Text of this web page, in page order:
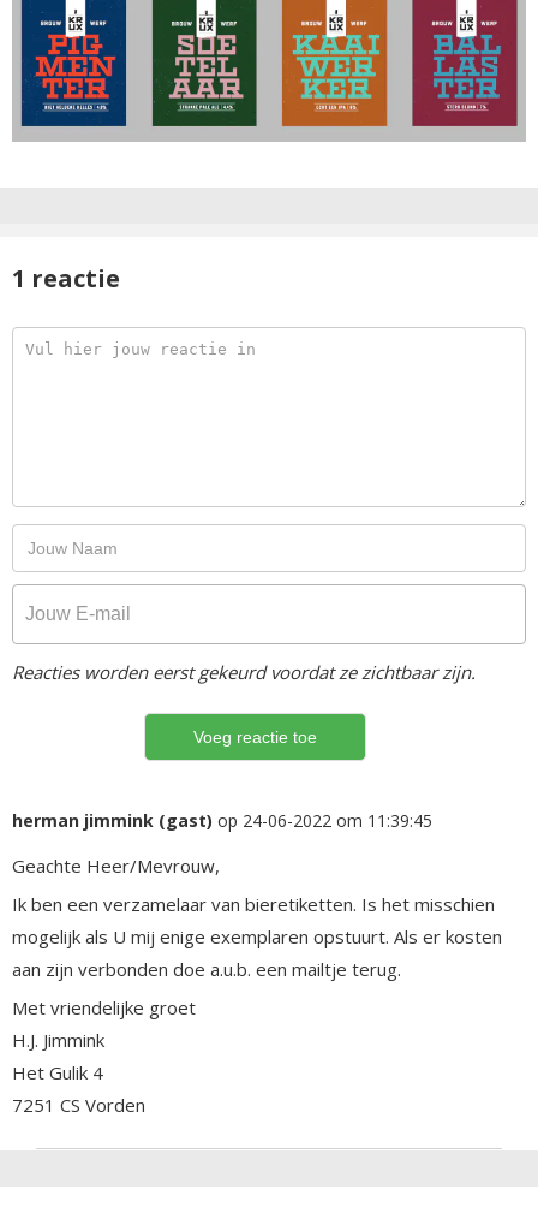
1 reactie
Reacties worden eerst gekeurd voordat ze zichtbaar zijn.
herman jimmink (gast) op 24-06-2022 om 11:39:45
Geachte Heer/Mevrouw,
Ik ben een verzamelaar van bieretiketten. Is het misschien
mogelijk als U mij enige exemplaren opstuurt. Als er kosten
aan zijn verbonden doe a.u.b. een mailtje terug.
Met vriendelijke groet
H.J. Jimmink
Het Gulik 4
7251 CS Vorden